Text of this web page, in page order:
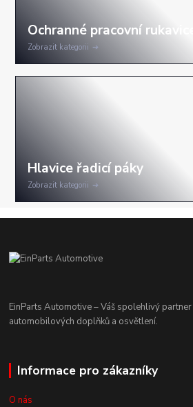
Zobrazit kategorii
Zobrazit kategorii
EinParts Automotive – Váš spolehlivý
automobilových doplňků a osvětlení.
Informace pro zákazníky
O nás